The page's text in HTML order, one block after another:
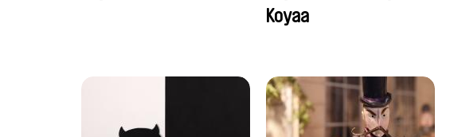
Koyaa